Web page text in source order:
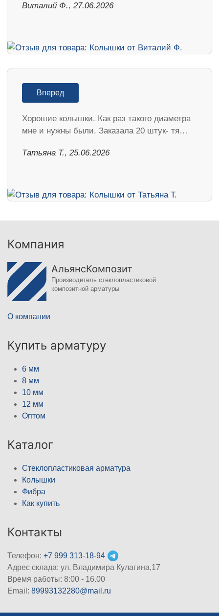
Виталий Ф., 27.06.2026
Вперед
Хорошие колышки. Как раз такого диаметра
мне и нужны были. Заказала 20 штук- тя…
Татьяна Т., 25.06.2026
Компания
АльянсКомпозит
Производитель стеклопластиковой
композитной арматуры
О компании
Купить арматуру
6 мм
8 мм
10 мм
12 мм
Оптом
Каталог
Стеклопластиковая арматура
Колышки
Фибра
Как купить
Контакты
Телефон: +7 999 313-18-94
Адрес склада: ул. Владимира Кулагина,17
Время работы: 8:00 - 16.00
Email: 89993132280@mail.ru